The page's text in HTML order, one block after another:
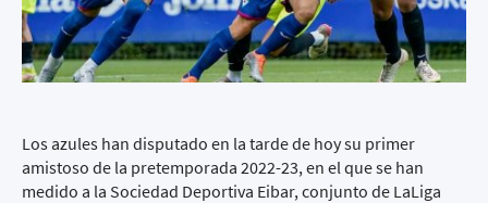
Los azules han disputado en la tarde de hoy su primer
amistoso de la pretemporada 2022-23, en el que se han
medido a la Sociedad Deportiva Eibar, conjunto de LaLiga